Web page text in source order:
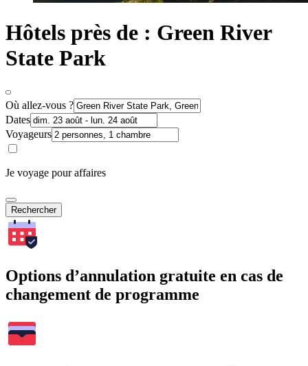
Hôtels près de : Green River
State Park
Où allez-vous ?
Dates
Voyageurs
Je voyage pour affaires
Rechercher
Options d’annulation gratuite en cas de
changement de programme